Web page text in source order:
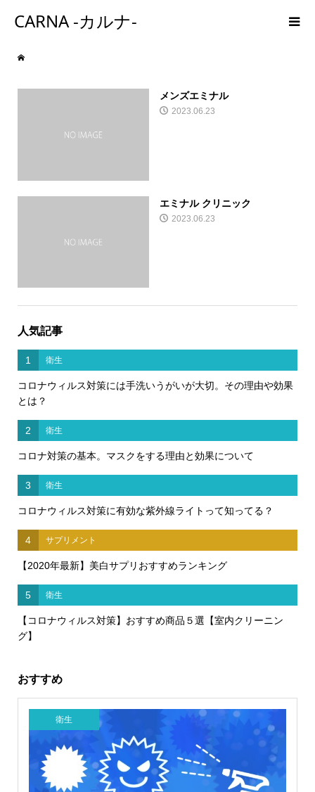
CARNA -カルナ-
メンズエミナル
2023.06.23
エミナル クリニック
2023.06.23
人気記事
1 衛生
コロナウィルス対策には手洗いうがいが大切。その理由や効果
とは？
2 衛生
コロナ対策の基本。マスクをする理由と効果について
3 衛生
コロナウィルス対策に有効な紫外線ライトって知ってる？
4 サプリメント
【2020年最新】美白サプリおすすめランキング
5 衛生
【コロナウィルス対策】おすすめ商品５選【室内クリーニン
グ】
おすすめ
衛生